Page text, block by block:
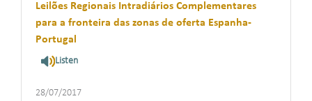
Leilões Regionais Intradiários Complementares
para a fronteira das zonas de oferta Espanha-
Portugal
Listen
28/07/2017